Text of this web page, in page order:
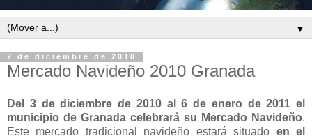
▼
2 de diciembre de 2010
Mercado Navideño 2010 Granada
Del 3 de diciembre de 2010 al 6 de enero de 2011 el
municipio de Granada celebrará su Mercado Navideño.
Este mercado tradicional navideño estará situado en el